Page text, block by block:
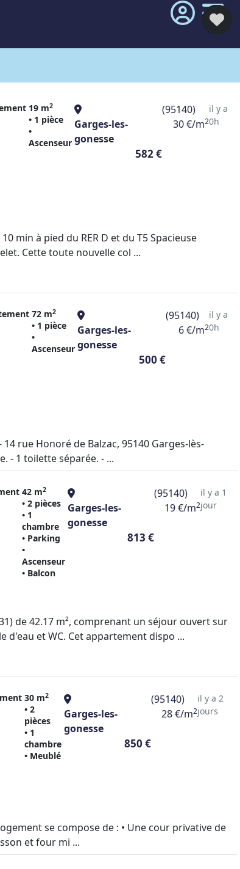
19 m2
• 1 pièce
•
Ascenseur
Garges-les-
gonesse
582 €
(95140)
30 €/m2
il y a
0h
min à pied du RER D et du T5 Spacieuse
Cette toute nouvelle col ...
72 m2
• 1 pièce
•
Ascenseur
Garges-les-
gonesse
500 €
(95140)
6 €/m2
il y a
0h
rue Honoré de Balzac, 95140 Garges-lès-
- 1 toilette séparée. - ...
42 m2
• 2 pièces
• 1
chambre
• Parking
•
Ascenseur
• Balcon
Garges-les-
gonesse
813 €
(95140)
19 €/m2
il y a 1
jour
de 42.17 m², comprenant un séjour ouvert sur
d'eau et WC. Cet appartement dispo ...
30 m2
• 2
pièces
• 1
chambre
• Meublé
Garges-les-
gonesse
850 €
(95140)
28 €/m2
il y a 2
jours
se compose de : • Une cour privative de
et four mi ...